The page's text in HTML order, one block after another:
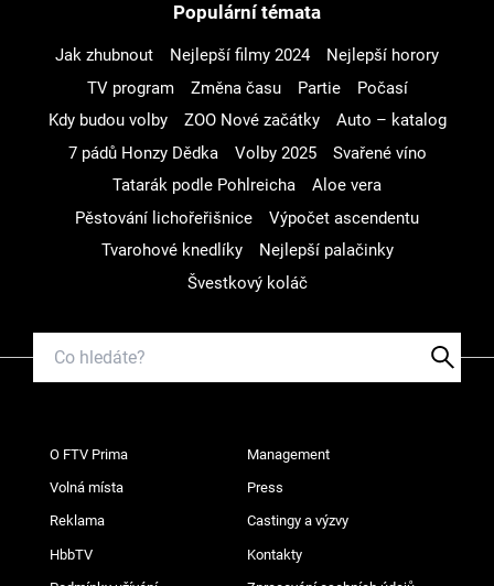
Populární témata
Jak zhubnout Nejlepší filmy 2024
Nejlepší horory
TV program
Změna času Partie
Počasí
Kdy budou volby
ZOO Nové začátky
Auto – katalog
7 pádů Honzy Dědka
Volby 2025
Svařené víno
Tatarák podle Pohlreicha
Aloe vera
Pěstování lichořeřišnice
Výpočet ascendentu
Tvarohové knedlíky
Nejlepší palačinky
Švestkový koláč
O FTV Prima Management
Volná místa Press
Reklama Castingy a výzvy
HbbTV Kontakty